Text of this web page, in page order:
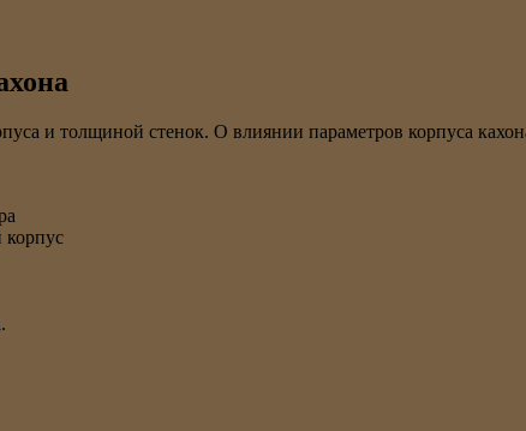
и толщиной стенок. О влиянии параметров корпуса